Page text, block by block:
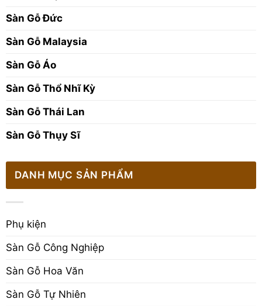
Sàn Gỗ Đức
Sàn Gỗ Malaysia
Sàn Gỗ Áo
Sàn Gỗ Thổ Nhĩ Kỳ
Sàn Gỗ Thái Lan
Sàn Gỗ Thụy Sĩ
DANH MỤC SẢN PHẨM
Phụ kiện
Sàn Gỗ Công Nghiệp
Sàn Gỗ Hoa Văn
Sàn Gỗ Tự Nhiên